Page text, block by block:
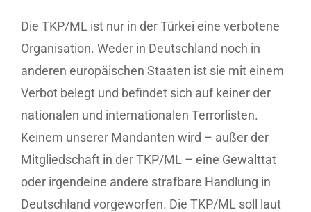
Die TKP/ML ist nur in der Türkei eine verbotene
Organisation. Weder in Deutschland noch in
anderen europäischen Staaten ist sie mit einem
Verbot belegt und befindet sich auf keiner der
nationalen und internationalen Terrorlisten.
Keinem unserer Mandanten wird – außer der
Mitgliedschaft in der TKP/ML – eine Gewalttat
oder irgendeine andere strafbare Handlung in
Deutschland vorgeworfen. Die TKP/ML soll laut